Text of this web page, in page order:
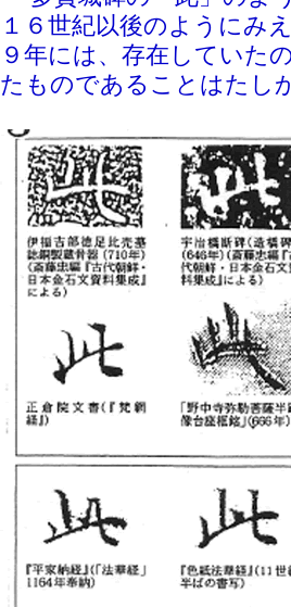
１６世紀以後のようにみ
９年には、存在していた
たものであることはたし